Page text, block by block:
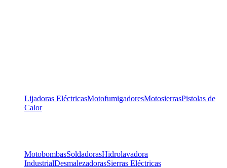
Lijadoras EléctricasMotofumigadoresMotosierrasPistolas de
Calor
MotobombasSoldadorasHidrolavadora
IndustrialDesmalezadorasSierras Eléctricas